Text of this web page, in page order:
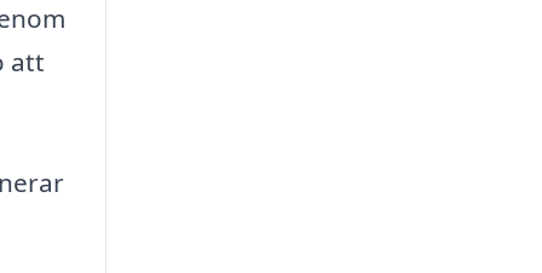
att